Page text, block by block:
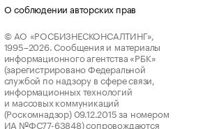
О соблюдении авторских прав
© АО «РОСБИЗНЕСКОНСАЛТИНГ»,
1995–2026. Сообщения и материалы
информационного агентства «РБК»
(зарегистрировано Федеральной
службой по надзору в сфере связи,
информационных технологий
и массовых коммуникаций
(Роскомнадзор) 09.12.2015 за номером
ИА №ФС77-63848) сопровождаются